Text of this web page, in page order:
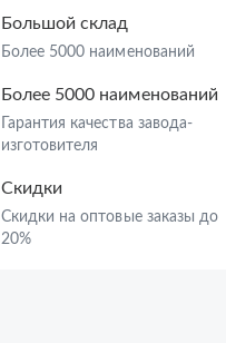
Большой склад
Более 5000 наименований
Более 5000 наименований
Гарантия качества завода-
изготовителя
Скидки
Скидки на оптовые заказы до
20%